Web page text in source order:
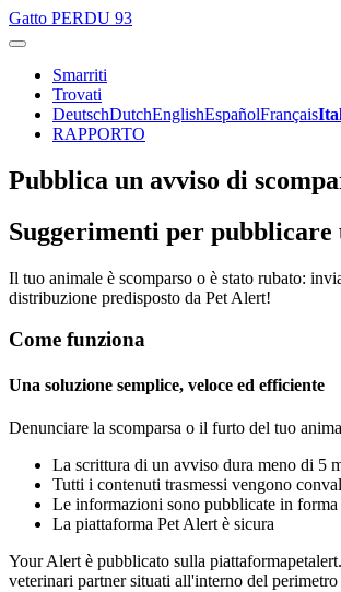
Gatto PERDU 93
Smarriti
Trovati
DeutschDutchEnglishEspañolFrançais
RAPPORTO
Pubblica un avviso di
Suggerimenti per pubblicare
Il tuo animale è scomparso o è stato rubato:
distribuzione predisposto da Pet Alert!
Come funziona
Una soluzione semplice, veloce ed efficiente
Denunciare la scomparsa o il furto del tuo
La scrittura di un avviso dura meno di 5
Tutti i contenuti trasmessi vengono
Le informazioni sono pubblicate in
La piattaforma Pet Alert è sicura
Your Alert è pubblicato sulla
veterinari partner situati all'interno del